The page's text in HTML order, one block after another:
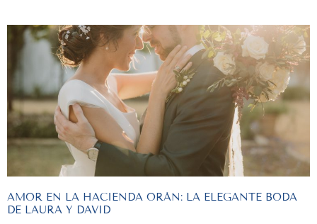
AMOR EN LA HACIENDA ORÁN: LA ELEGANTE BODA
DE LAURA Y DAVID